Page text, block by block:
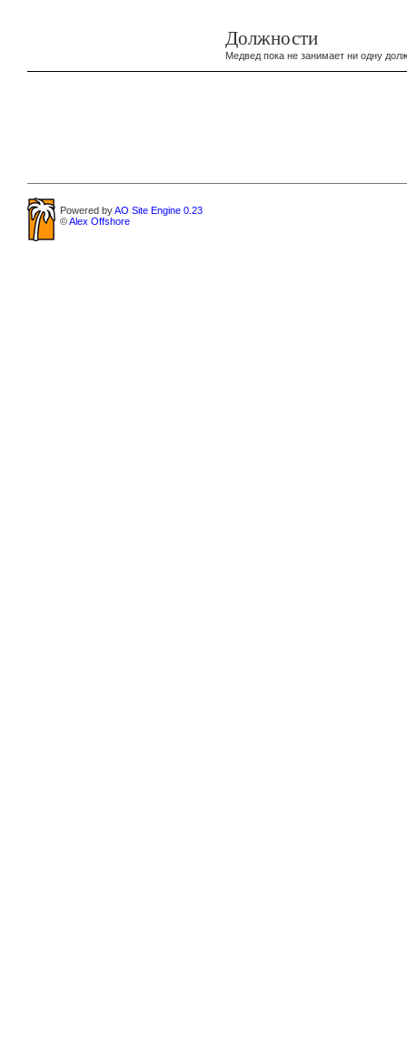
Должности
Медвед пока не занимает ни одну
Powered byAO Site Engine 0.23
©Alex Offshore